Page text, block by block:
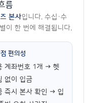
름
본사입니다. 수십·수
이 한 번에 해결됩니다.
편의성
계좌번호 1개 → 헷
없이 입금
즉시 본사 확인 → 입